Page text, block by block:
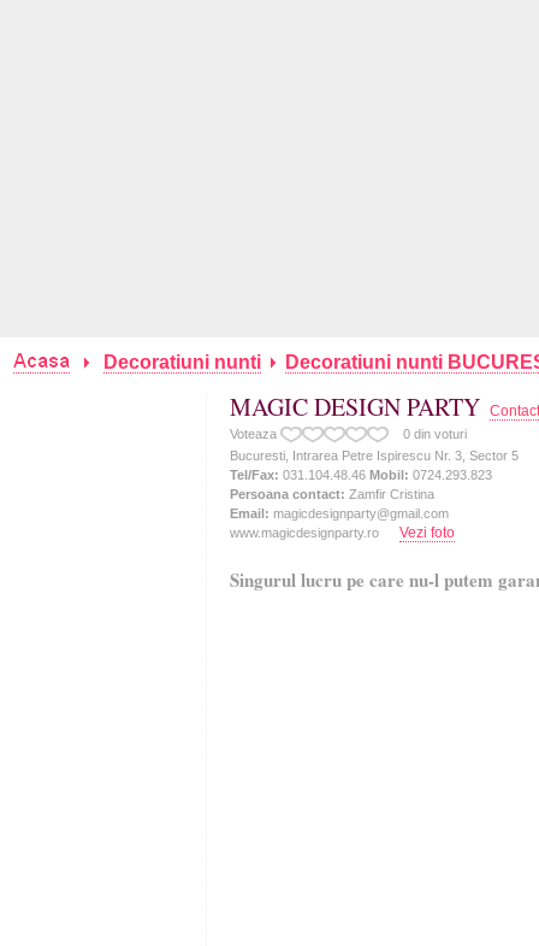
Decoratiuni nunti Decoratiuni nunti
MAGIC DESIGN PARTY
Voteaza 0din voturi
Bucuresti, Intrarea Petre Ispirescu Nr. 3, Sector 5
Tel/Fax: 031.104.48.46 Mobil: 0724.293.823
Persoana contact: Zamfir Cristina
Email: magicdesignparty@gmail.com
www.magicdesignparty.ro
Vezi foto
Singurul lucru pe care nu-l putem